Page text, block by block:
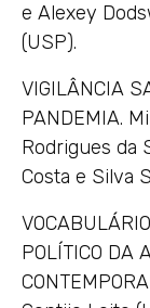
e Alexey
(USP).
VIGILÂNCIA
PANDEMIA.
Rodrigues da
Costa e Silva
POLÍTICO DA